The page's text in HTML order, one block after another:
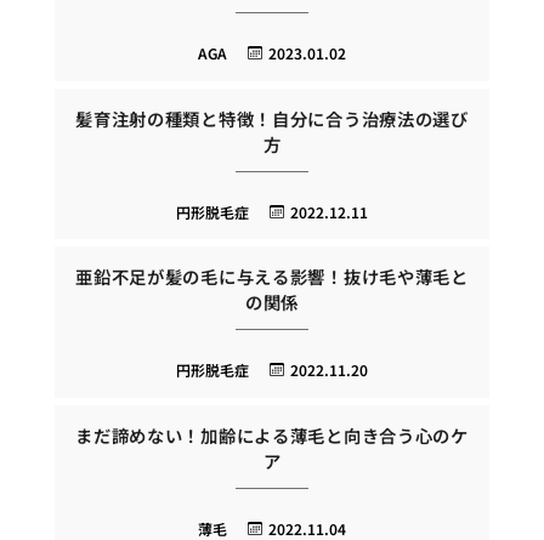
2023.01.02
AGA
髪育注射の種類と特徴！自分に合う治療法の選び
方
2022.12.11
円形脱毛症
亜鉛不足が髪の毛に与える影響！抜け毛や薄毛と
の関係
2022.11.20
円形脱毛症
まだ諦めない！加齢による薄毛と向き合う心のケ
ア
2022.11.04
薄毛